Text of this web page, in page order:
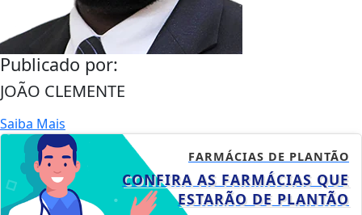
Publicado por:
JOÃO CLEMENTE
Saiba Mais
FARMÁCIAS DE PLANTÃO
CONFIRA AS FARMÁCIAS QUE
ESTARÃO DE PLANTÃO